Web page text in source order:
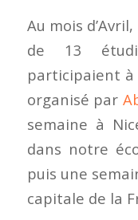
Au mois
de 13
participaient à
organisé par
semaine à
dans notre
puis une
capitale de la